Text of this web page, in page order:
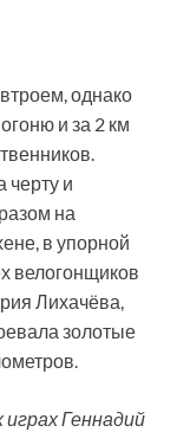
однако
и за 2 км
черту и
на
в упорной
велогонщиков
Лихачёва,
золотые
Геннадий